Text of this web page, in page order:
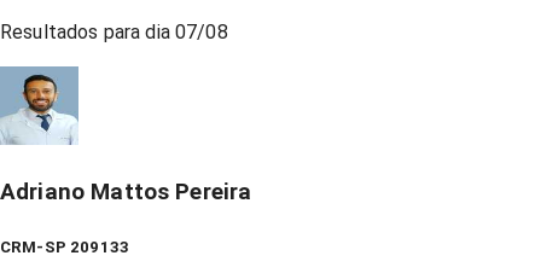
Resultados para dia07/08
Adriano Mattos Pereira
CRM-SP 209133